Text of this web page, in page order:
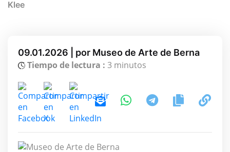
Klee
09.01.2026 | por Museo de Arte de Berna
Tiempo de lectura : 3 minutos